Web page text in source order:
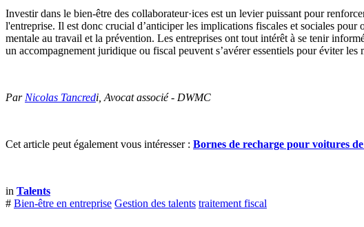
Investir dans le bien-être des collaborateur·ices est un levier puissant pour
l'entreprise. Il est donc crucial d’anticiper les implications fiscales et sociales
mentale au travail et la prévention. Les entreprises ont tout intérêt à se tenir
un accompagnement juridique ou fiscal peuvent s’avérer essentiels pour éviter les
Par Nicolas Tancredi, Avocat associé - DWMC
Cet article peut également vous intéresser : Bornes de recharge pour voitures
in Talents
# Bien-être en entreprise Gestion des talents traitement fiscal